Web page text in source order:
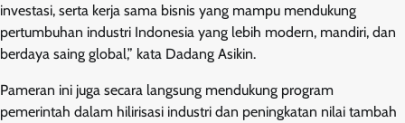
investasi, serta kerja sama bisnis yang mampu mendukung
pertumbuhan industri Indonesia yang lebih modern, mandiri, dan
berdaya saing global,” kata Dadang Asikin.
Pameran ini juga secara langsung mendukung program
pemerintah dalam hilirisasi industri dan peningkatan nilai tambah